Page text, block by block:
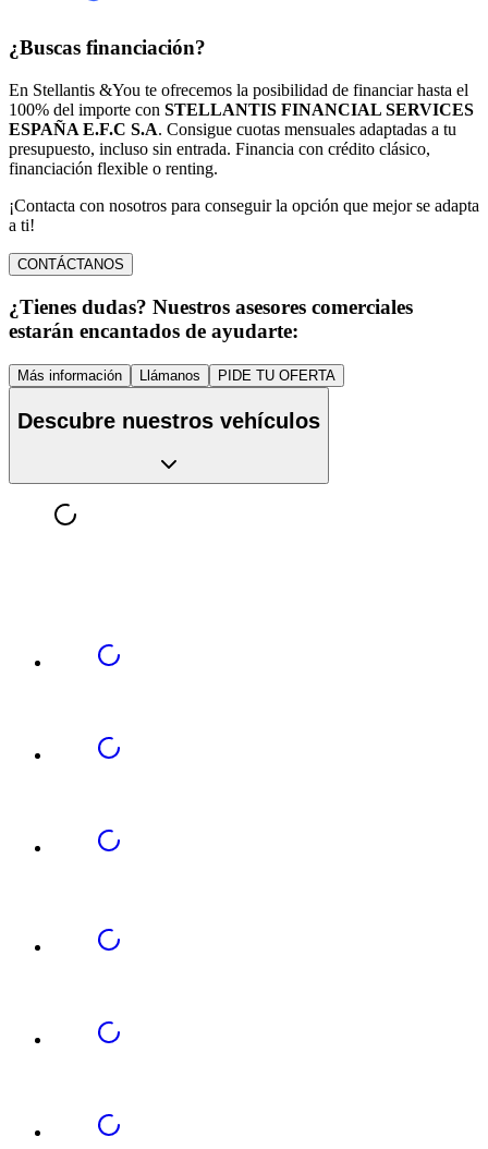
¿Buscas financiación?
En Stellantis &You te ofrecemos la posibilidad de financiar hasta el
100% del importe con STELLANTIS FINANCIAL SERVICES
ESPAÑA E.F.C S.A. Consigue cuotas mensuales adaptadas a tu
presupuesto, incluso sin entrada. Financia con crédito clásico,
financiación flexible o renting.
¡Contacta con nosotros para conseguir la opción que mejor se adapta
a ti!
CONTÁCTANOS
¿Tienes dudas? Nuestros asesores comerciales
estarán encantados de ayudarte:
Más información Llámanos PIDE TU OFERTA
Descubre nuestros vehículos